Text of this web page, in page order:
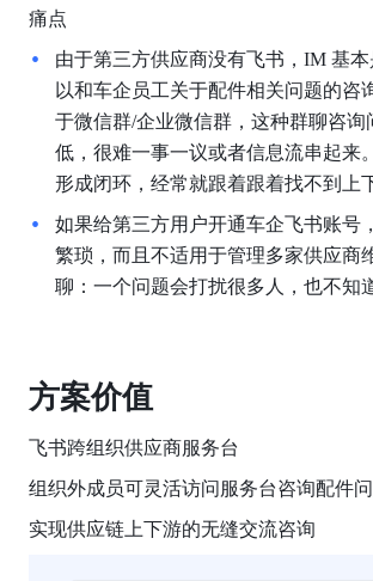
痛点
由于第三方供应商没有飞书，IM 基
以和车企员工关于配件相关问题的咨
于微信群/企业微信群，这种群聊咨询
低，很难一事一议或者信息流串起来
形成闭环，经常就跟着跟着找不到上
如果给第三方用户开通车企飞书账号
繁琐，而且不适用于管理多家供应商
聊：一个问题会打扰很多人，也不知
方案价值
飞书跨组织供应商服务台
组织外成员可灵活访问服务台咨询配件
实现供应链上下游的无缝交流咨询